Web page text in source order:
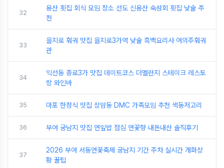
32
용산 횟집 회식 모임 장소 선도 신용산 숙성회 횟집 낮술 추
천
33
을지로 훠궈 맛집 을지로3가역 낮술 흑백요리사 여의주훠궈
관
34
익선동 종로3가 맛집 데이트코스 더멜란지 스테이크 레스토
랑 와인바
35 마포 한정식 맛집 상암동 DMC 가족모임 추천 색동저고리
36 부여 궁남지 맛집 연잎밥 점심 연꽃향 내돈내산 솔직후기
37
2026 부여 서동연꽃축제 궁남지 기간 주차 실시간 개화상
황 꿀팁